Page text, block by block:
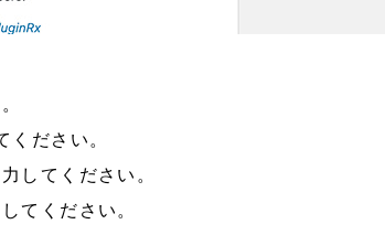
ださい。
してください。
てください。